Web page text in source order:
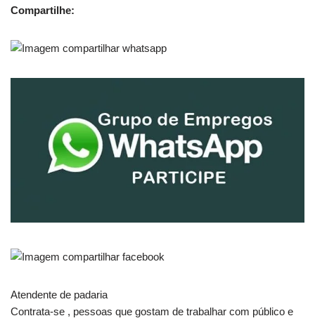
Compartilhe:
Atendente de padaria
Contrata-se , pessoas que gostam de trabalhar com público e